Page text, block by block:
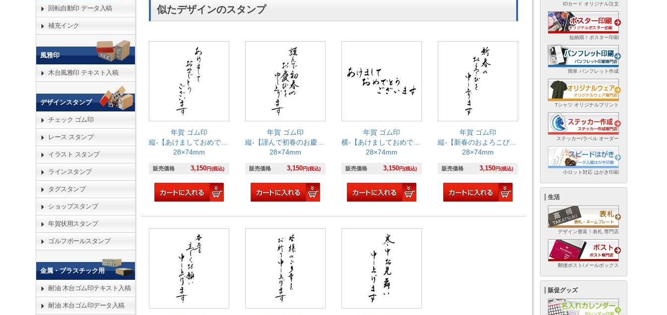
似たデザインのスタンプ
年賀 ゴム印
縦-【あけましておめでとうございます】
28×74mm
販売価格 3,150円(税込)
年賀 ゴム印
縦-【謹んで初春のお慶びを申し上げます】
28×74mm
販売価格 3,150円(税込)
年賀 ゴム印
横-【あけましておめでとうございます】
28×74mm
販売価格 3,150円(税込)
年賀 ゴム印
縦-【新春のおよろこびを申し上げます】
28×74mm
販売価格 3,150円(税込)
回転自動印 データ入稿
補充インク
風雅印
木台風雅印 テキスト入稿
デザインスタンプ
チェック ゴム印
レース スタンプ
イラスト スタンプ
ラインスタンプ
タグスタンプ
ショップスタンプ
年賀状用スタンプ
ゴルフボールスタンプ
金属・プラスチック用
耐油 木台ゴム印テキスト入稿
耐油 木台ゴム印データ入稿
IDカード オリジナル注文
短納期！ポスター印刷
簡単 パンフレット作成
Tシャツ オリジナルプリント
ステッカー/ラベル オーダー
小ロット対応 はがき印刷
生活
デザイン豊富！表札 専門店
郵便ポスト/メールボックス
販促グッズ